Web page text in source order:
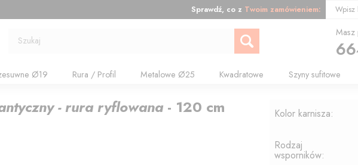
Sprawdź, co z Twoim zamówieniem: Wpisz
Szukaj
Ø19 Rura / Profil Metalowe Ø25 Kwadratowe Szyny sufitowe
- rura ryflowana - 120 cm Kolor karnisza:
Rodzaj
wsporników: